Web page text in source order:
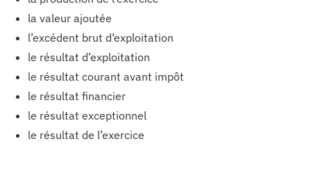
la valeur ajoutée
l’excédent brut d’exploitation
le résultat d’exploitation
le résultat courant avant impôt
le résultat financier
le résultat exceptionnel
le résultat de l’exercice